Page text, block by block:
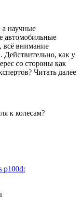
а научные
автомобильные
всё внимание
как у
со стороны как
Читать далее
к колесам?
p100d: